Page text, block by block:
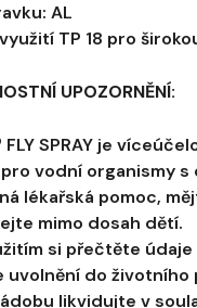
AL
TP 18 pro
UPOZORNĚNÍ:
FLY SPRAY je
vodní organismy
lékařská pomoc,
mimo dosah dětí.
si přečtěte
uvolnění do životního
likvidujte v